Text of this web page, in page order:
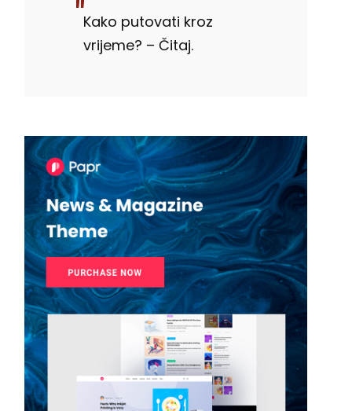
Kako putovati kroz
vrijeme? – Čitaj.